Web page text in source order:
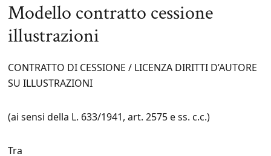
Modello contratto cessione
illustrazioni
CONTRATTO DI CESSIONE / LICENZA DIRITTI D’AUTORE
SU ILLUSTRAZIONI
(ai sensi della L. 633/1941, art. 2575 e ss. c.c.)
Tra